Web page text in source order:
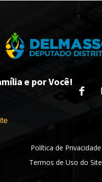
e por Você!
Política de Privacidade
Termos de Uso do Site